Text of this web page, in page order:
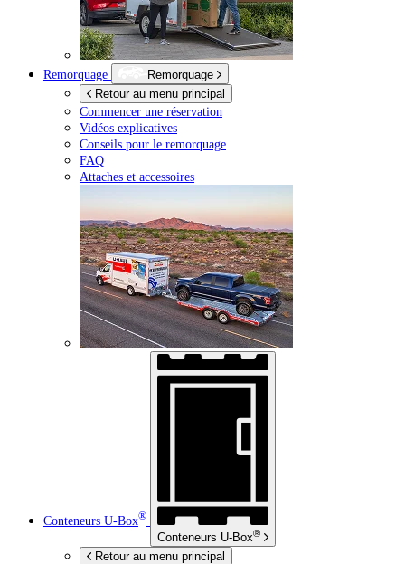
Remorquage
Remorquage
Retour au menu principal
Commencer une réservation
Vidéos explicatives
Conseils pour le remorquage
FAQ
Attaches et accessoires
Conteneurs U-Box®
Conteneurs U-Box®
Retour au menu principal